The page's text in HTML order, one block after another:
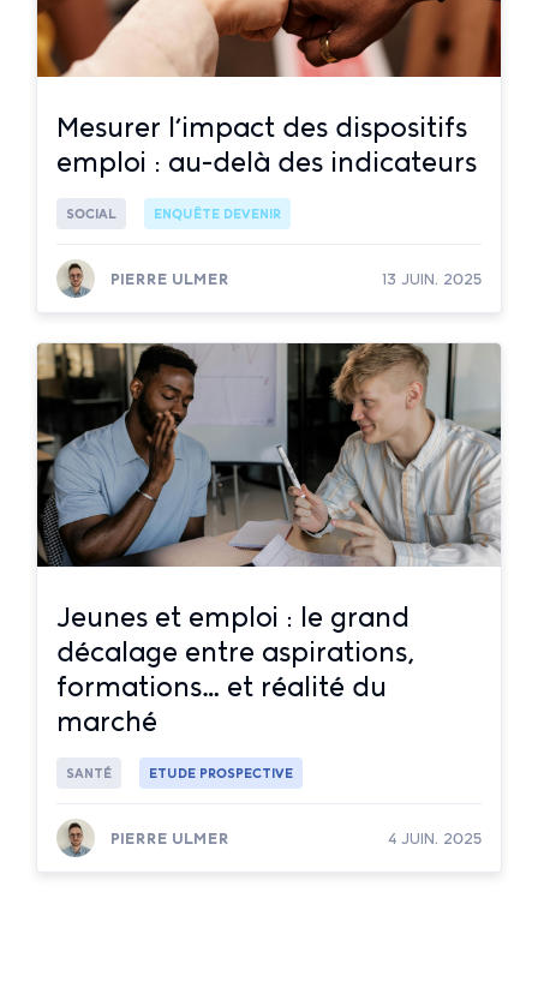
Mesurer l’impact des dispositifs
emploi : au-delà des indicateurs
SOCIAL ENQUÊTE DEVENIR
PIERRE ULMER 13 JUIN. 2025
Lire la suite
Jeunes et emploi : le grand
décalage entre aspirations,
formations… et réalité du
marché
SANTÉ ETUDE PROSPECTIVE
PIERRE ULMER 4 JUIN. 2025